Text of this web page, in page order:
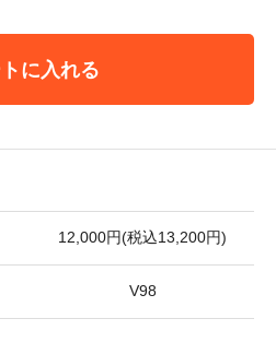
に入れる
12,000円(税込13,200円)
V98